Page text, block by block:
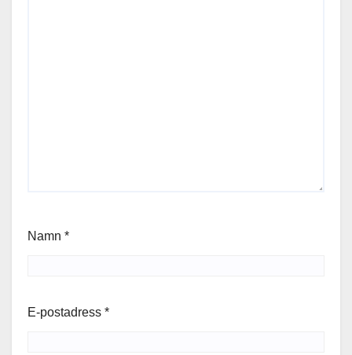
Namn *
E-postadress *